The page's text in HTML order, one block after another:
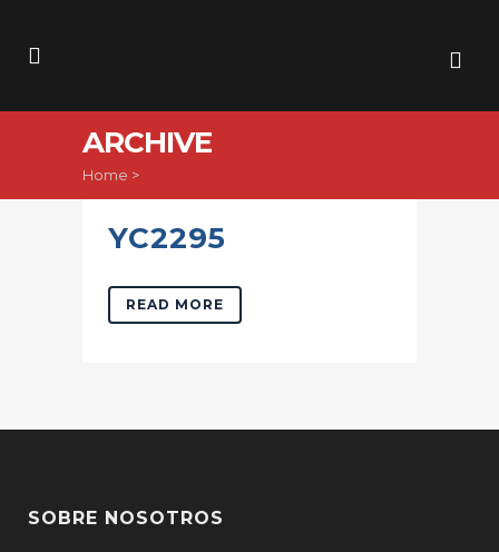
ARCHIVE
Home >
YC2295
READ MORE
SOBRE NOSOTROS